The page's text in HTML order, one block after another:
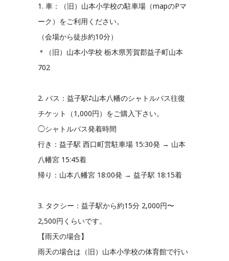
1. 車：（旧）山本小学校の駐車場（mapのPマ
ーク）をご利用ください。
（会場から徒歩約10分）
＊（旧）山本小学校 栃木県芳賀郡益子町山本
702
2. バス：益子駅⇄山本八幡のシャトルバス往復
チケット（1,000円）をご購入下さい。
◯シャトルバス発着時間
行き：益子駅 西口町営駐車場 15:30発 → 山本
八幡宮 15:45着
帰り：山本八幡宮 18:00発 → 益子駅 18:15着
3. タクシー：益子駅から約15分 2,000円〜
2,500円くらいです。
【雨天の場合】
雨天の場合は（旧）山本小学校の体育館で行い